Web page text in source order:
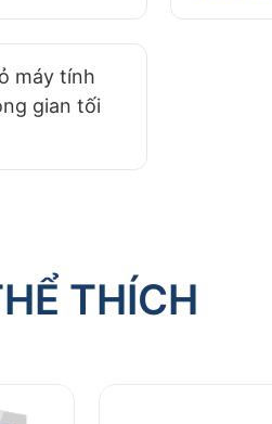
máy tính
gian tối
THÍCH